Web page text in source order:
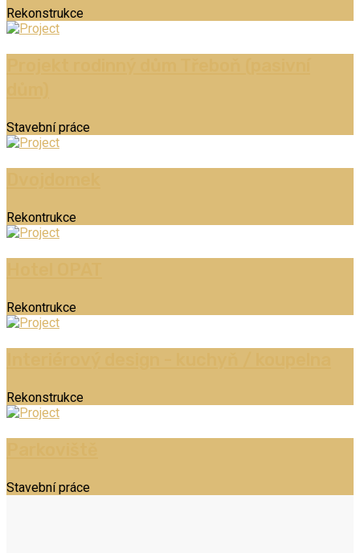
Rekonstrukce
Stavební práce
Rekontrukce
Rekontrukce
Rekonstrukce
Stavební práce